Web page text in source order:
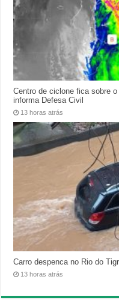
Centro de ciclone fica sobre
informa Defesa Civil
13 horas atrás
Carro despenca no Rio do
13 horas atrás